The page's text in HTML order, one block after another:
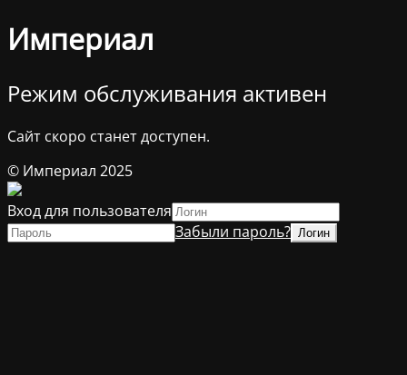
Империал
Режим обслуживания активен
Сайт скоро станет доступен.
© Империал 2025
Вход для пользователя
Забыли пароль?